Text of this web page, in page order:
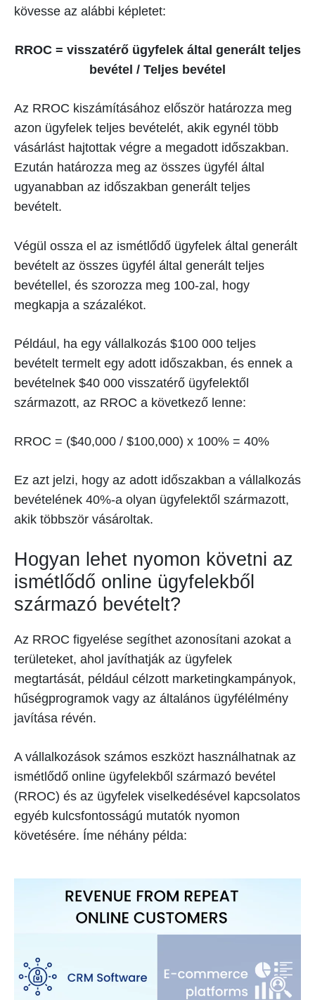
kövesse az alábbi képletet:
RROC = visszatérő ügyfelek által generált teljes
bevétel / Teljes bevétel
Az RROC kiszámításához először határozza meg
azon ügyfelek teljes bevételét, akik egynél több
vásárlást hajtottak végre a megadott időszakban.
Ezután határozza meg az összes ügyfél által
ugyanabban az időszakban generált teljes
bevételt.
Végül ossza el az ismétlődő ügyfelek által generált
bevételt az összes ügyfél által generált teljes
bevétellel, és szorozza meg 100-zal, hogy
megkapja a százalékot.
Például, ha egy vállalkozás $100 000 teljes
bevételt termelt egy adott időszakban, és ennek a
bevételnek $40 000 visszatérő ügyfelektől
származott, az RROC a következő lenne:
RROC = ($40,000 / $100,000) x 100% = 40%
Ez azt jelzi, hogy az adott időszakban a vállalkozás
bevételének 40%-a olyan ügyfelektől származott,
akik többször vásároltak.
Hogyan lehet nyomon követni az
ismétlődő online ügyfelekből
származó bevételt?
Az RROC figyelése segíthet azonosítani azokat a
területeket, ahol javíthatják az ügyfelek
megtartását, például célzott marketingkampányok,
hűségprogramok vagy az általános ügyfélélmény
javítása révén.
A vállalkozások számos eszközt használhatnak az
ismétlődő online ügyfelekből származó bevétel
(RROC) és az ügyfelek viselkedésével kapcsolatos
egyéb kulcsfontosságú mutatók nyomon
követésére. Íme néhány példa: